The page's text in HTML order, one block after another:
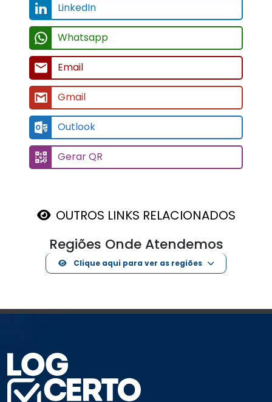
LinkedIn
Whatsapp
Email
Gmail
Outlook
Gerar QR
OUTROS LINKS RELACIONADOS
Regiões Onde Atendemos
Clique aqui para ver as regiões